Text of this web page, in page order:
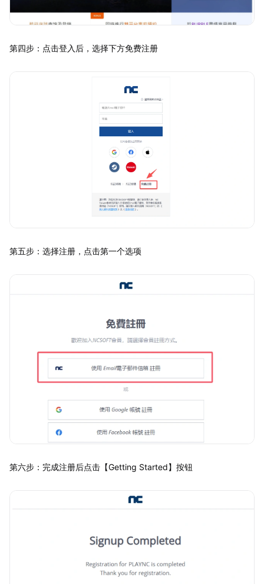
第四步：点击登入后，选择下方免费注册
第五步：选择注册，点击第一个选项
第六步：完成注册后点击【Getting Started】按钮